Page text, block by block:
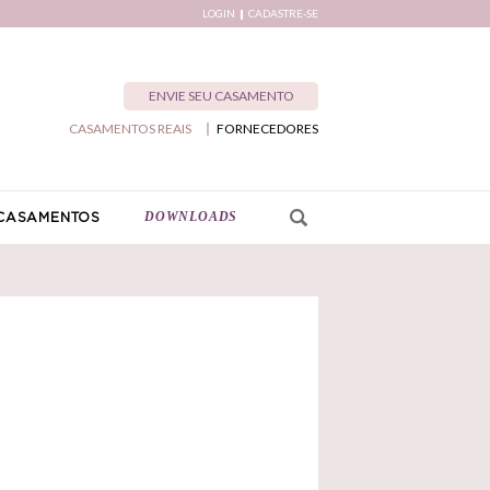
LOGIN CADASTRE-SE
ENVIE SEU CASAMENTO
FORNECEDORES
CASAMENTOS REAIS
DOWNLOADS